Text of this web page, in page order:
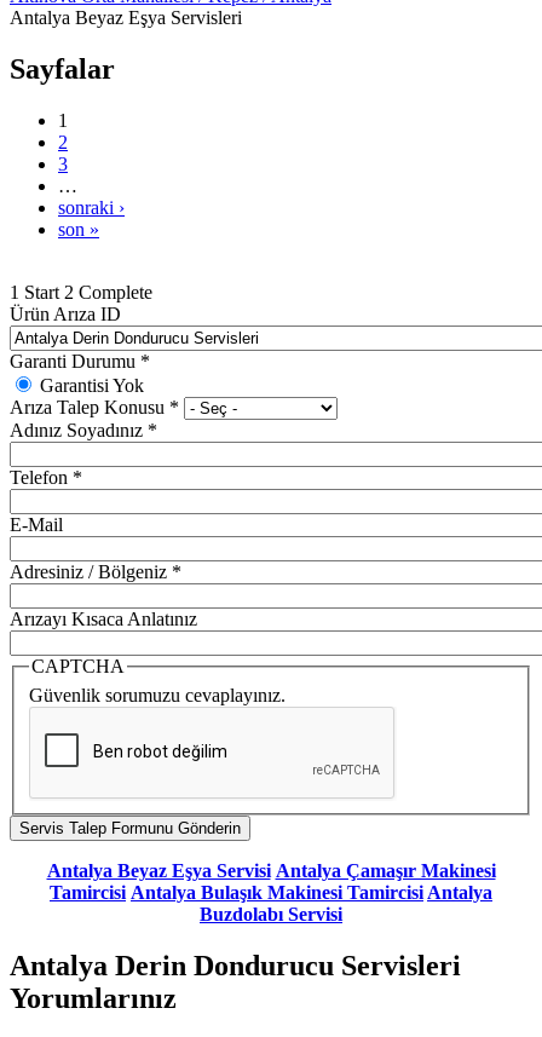
Antalya Beyaz Eşya Servisleri
Sayfalar
1
2
3
…
sonraki ›
son »
1 Start 2 Complete
Ürün Arıza ID
Garanti Durumu *
Garantisi Yok
Arıza Talep Konusu *
Adınız Soyadınız *
Telefon *
E-Mail
Adresiniz / Bölgeniz *
Arızayı Kısaca Anlatınız
CAPTCHA
Güvenlik sorumuzu cevaplayınız.
Antalya Beyaz Eşya Servisi Antalya Çamaşır Makinesi
Tamircisi Antalya Bulaşık Makinesi Tamircisi Antalya
Buzdolabı Servisi
Antalya Derin Dondurucu Servisleri
Yorumlarınız